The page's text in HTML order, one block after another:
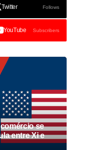
Twitter Follows
YouTube Subscribers
se
entre Xi e